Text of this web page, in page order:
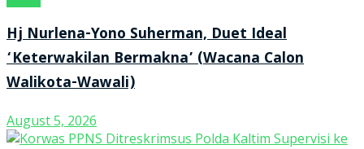
Hj Nurlena-Yono Suherman, Duet Ideal
‘Keterwakilan Bermakna’ (Wacana Calon
Walikota-Wawali)
August 5, 2026